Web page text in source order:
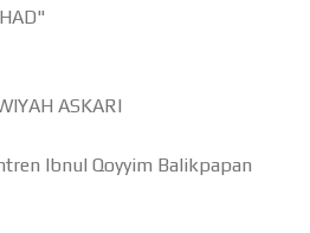
ASKARI
Ibnul Qoyyim Balikpapan